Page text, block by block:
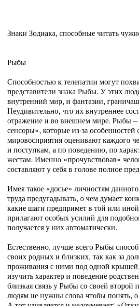
Знаки Зодиака, способные читать
Рыбы
Способностью к телепатии могут
представители знака Рыбы. У этих
внутренний мир, и фантазии,
Неудивительно, что их внутреннее
отражение и во внешнем мире. Рыбы
сенсоры», которые из-за особенностей
мировосприятия оценивают каждого
и поступкам, а по поведению, по
жестам. Именно «прочувствовав»
составляют у себя в голове полное
Имея такое «досье» личностям данного
труда предугадывать, о чем думает
какие шаги предпримет в той или
прилагают особых усилий для
получается у них автоматически.
Естественно, лучше всего Рыбы
своих родных и близких, так как за
проживания с ними под одной
изучить характер и поведение
близкая связь у Рыбы со своей
людям не нужны слова чтобы понять,